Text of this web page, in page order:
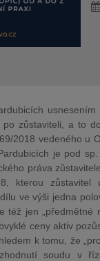
zůstaviteli, a to
2018 vedeného u
je pod
práva
kterou
ve výši jedna
též jen „předmětné
ceny aktiv
k tomu, že
soudu v